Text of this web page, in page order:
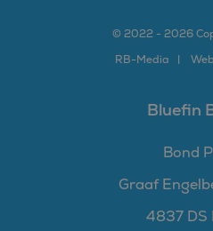
© 2022 - 2026
RB-Media
Bluefin
Bond
Graaf
4837 DS